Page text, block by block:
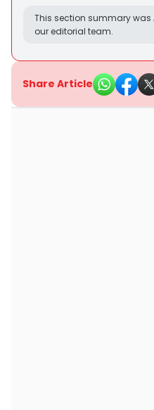
This section summary
our editorial team.
Share Article